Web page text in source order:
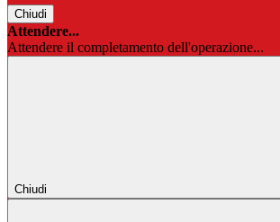
Chiudi
Attendere...
Attendere il completamento dell'operazione...
Chiudi